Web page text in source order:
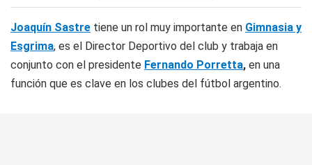
Joaquín Sastre tiene un rol muy importante en Gimnasia y
Esgrima, es el Director Deportivo del club y trabaja en
conjunto con el presidente Fernando Porretta, en una
función que es clave en los clubes del fútbol argentino.